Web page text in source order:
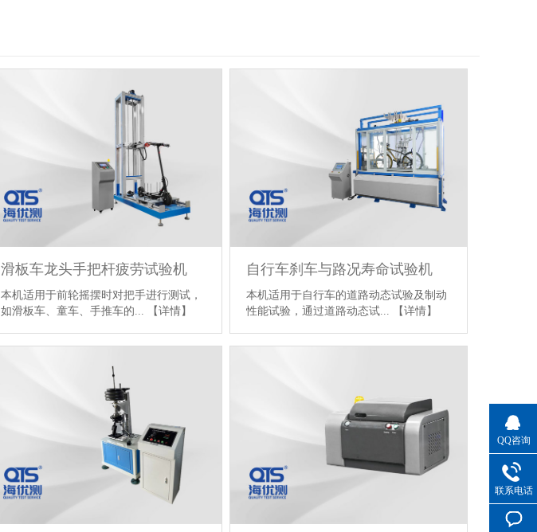
滑板车龙头手把杆疲劳试验机
本机适用于前轮摇摆时对把手进行测试，
如滑板车、童车、手推车的...
【详情】
自行车刹车与路况寿命试验机
本机适用于自行车的道路动态试验及制动
性能试验，通过道路动态试...
【详情】
QQ咨询
联系电话